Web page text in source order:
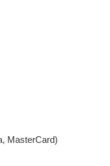
MasterCard)